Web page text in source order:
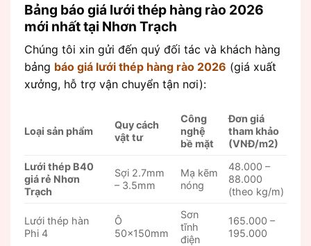
Bảng báo giá lưới thép hàng rào 2026
mới nhất tại Nhơn Trạch
Chúng tôi xin gửi đến quý đối tác và khách hàng
bảng báo giá lưới thép hàng rào 2026 (giá xuất
xưởng, hỗ trợ vận chuyển tận nơi):
Loại sản phẩm
Quy cách
vật tư
Công
nghệ
bề mặt
Đơn giá
tham khảo
(VNĐ/m2)
Lưới thép B40
giá rẻ Nhơn
Trạch
Sợi 2.7mm
– 3.5mm
Mạ kẽm
nóng
48.000 –
88.000
(theo kg/m)
Lưới thép hàn
Phi 4
Ô
50x150mm
Sơn
tĩnh
điện
165.000 –
195.000